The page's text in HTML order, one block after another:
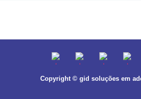
Copyright © gid soluções em